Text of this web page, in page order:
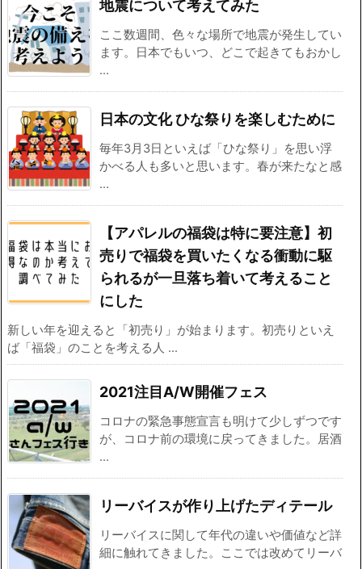
地震について考えてみた
ここ数週間、色々な場所で地震が発生してい
ます。日本でもいつ、どこで起きてもおかし
...
日本の文化 ひな祭りを楽しむために
毎年3月3日といえば「ひな祭り」を思い浮
かべる人も多いと思います。春が来たなと感
...
【アパレルの福袋は特に要注意】初
売りで福袋を買いたくなる衝動に駆
られるが一旦落ち着いて考えること
にした
新しい年を迎えると「初売り」が始まります。初売りといえ
ば「福袋」のことを考える人 ...
2021注目A/W開催フェス
コロナの緊急事態宣言も明けて少しずつです
が、コロナ前の環境に戻ってきました。居酒
...
リーバイスが作り上げたディテール
リーバイスに関して年代の違いや価値など詳
細に触れてきました。ここでは改めてリーバ